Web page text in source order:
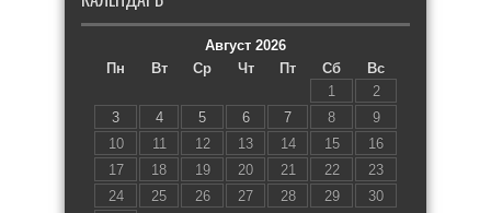
Август 2026
Пн
Вт Ср Чт Пт Сб
Вс
1
2
3
4 5 6 7 8
9
10
11 12 13 14 15
16
17
18 19 20 21 22
23
24
25 26 27 28 29
30